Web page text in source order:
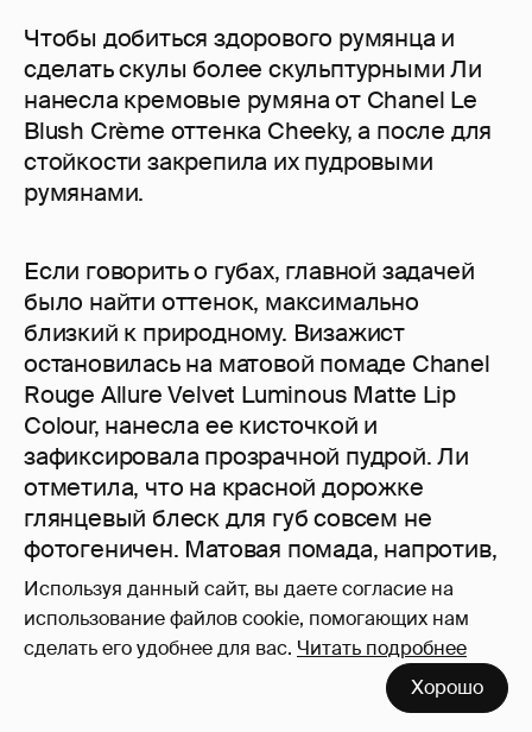
Используя данный сайт, вы даете согласие на
использование файлов cookie, помогающих нам
сделать его удобнее для вас. Читать подробнее
Хорошо
Чтобы добиться здорового румянца и
сделать скулы более скульптурными Ли
нанесла кремовые румяна от Chanel Le
Blush Crème оттенка Cheeky, а после для
стойкости закрепила их пудровыми
румянами.
Если говорить о губах, главной задачей
было найти оттенок, максимально
близкий к природному. Визажист
остановилась на матовой помаде Chanel
Rouge Allure Velvet Luminous Matte Lip
Colour, нанесла ее кисточкой и
зафиксировала прозрачной пудрой. Ли
отметила, что на красной дорожке
глянцевый блеск для губ совсем не
фотогеничен. Матовая помада, напротив,
всегда получается реалистично.
Добавим, Кейт Ли вручила Хэтэуэй
"спасительный набор красоты" для
экстренной коррекции мейк-апа на